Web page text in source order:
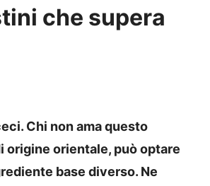
che supera
Chi non ama questo
origine orientale, può optare
base diverso. Ne